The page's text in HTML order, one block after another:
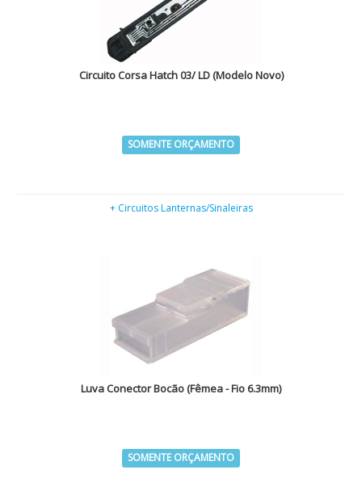
Circuito Corsa Hatch 03/ LD (Modelo Novo)
SOMENTE ORÇAMENTO
+ Circuitos Lanternas/Sinaleiras
Luva Conector Bocão (Fêmea - Fio 6.3mm)
SOMENTE ORÇAMENTO